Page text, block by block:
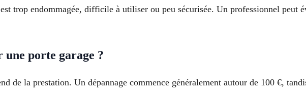
trop endommagée, difficile à utiliser ou peu sécurisée. Un professionnel peut
porte garage ?
de la prestation. Un dépannage commence généralement autour de 100 €,